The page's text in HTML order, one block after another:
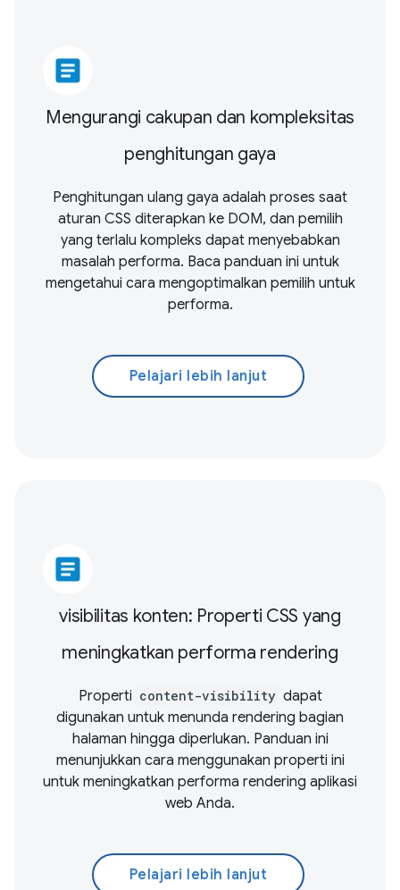
article
Mengurangi cakupan dan kompleksitas
penghitungan gaya
Penghitungan ulang gaya adalah proses saat
aturan CSS diterapkan ke DOM, dan pemilih
yang terlalu kompleks dapat menyebabkan
masalah performa. Baca panduan ini untuk
mengetahui cara mengoptimalkan pemilih untuk
performa.
Pelajari lebih lanjut
article
visibilitas konten: Properti CSS yang
meningkatkan performa rendering
Properti content-visibility dapat
digunakan untuk menunda rendering bagian
halaman hingga diperlukan. Panduan ini
menunjukkan cara menggunakan properti ini
untuk meningkatkan performa rendering aplikasi
web Anda.
Pelajari lebih lanjut